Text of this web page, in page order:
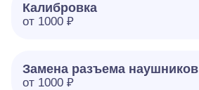
Калибровка
от 1000 ₽
Замена разъема наушников
от 1000 ₽